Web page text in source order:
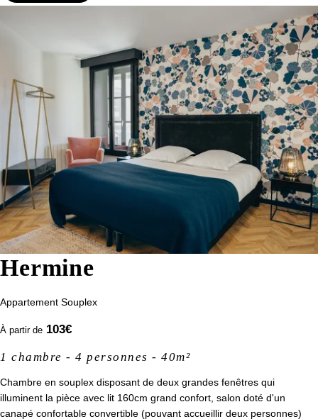
Hermine
Appartement Souplex
À partir de 103€
1 chambre - 4 personnes - 40m²
Chambre en souplex disposant de deux grandes fenêtres qui
illuminent la pièce avec lit 160cm grand confort, salon doté d'un
canapé confortable convertible (pouvant accueillir deux personnes)